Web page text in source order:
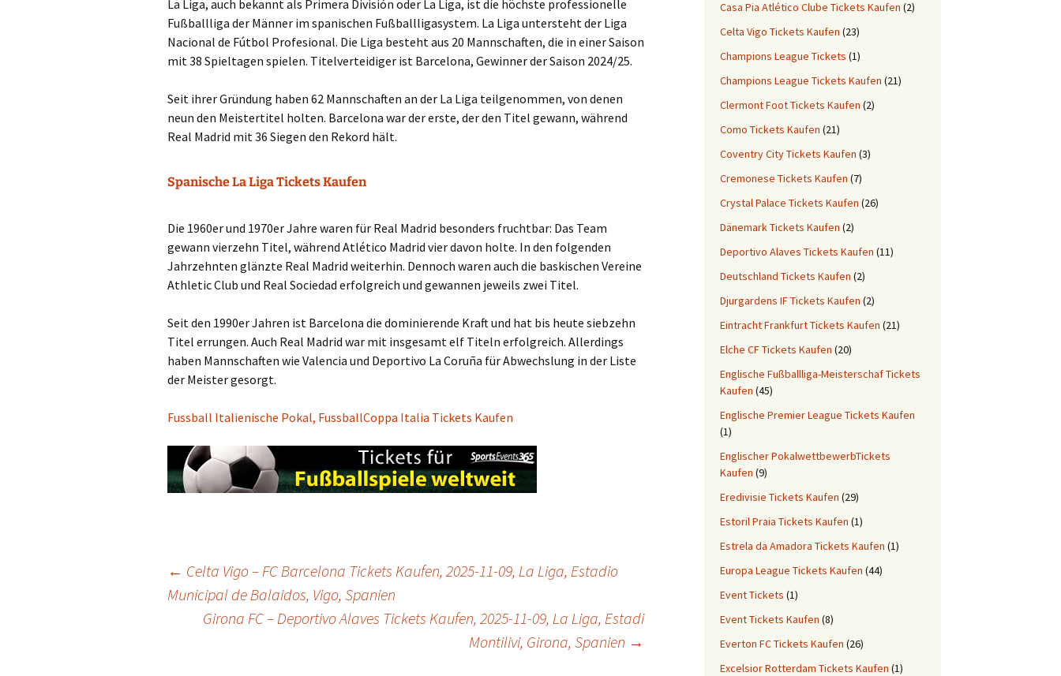
La Liga, auch bekannt als Primera División oder La Liga, ist die höchste professionelle
Fußballliga der Männer im spanischen Fußballligasystem. La Liga untersteht der Liga
Nacional de Fútbol Profesional. Die Liga besteht aus 20 Mannschaften, die in einer Saison
mit 38 Spieltagen spielen. Titelverteidiger ist Barcelona, Gewinner der Saison 2024/25.
Seit ihrer Gründung haben 62 Mannschaften an der La Liga teilgenommen, von denen
neun den Meistertitel holten. Barcelona war der erste, der den Titel gewann, während
Real Madrid mit 36 Siegen den Rekord hält.
Spanische La Liga Tickets Kaufen
Die 1960er und 1970er Jahre waren für Real Madrid besonders fruchtbar: Das Team
gewann vierzehn Titel, während Atlético Madrid vier davon holte. In den folgenden
Jahrzehnten glänzte Real Madrid weiterhin. Dennoch waren auch die baskischen Vereine
Athletic Club und Real Sociedad erfolgreich und gewannen jeweils zwei Titel.
Seit den 1990er Jahren ist Barcelona die dominierende Kraft und hat bis heute siebzehn
Titel errungen. Auch Real Madrid war mit insgesamt elf Titeln erfolgreich. Allerdings
haben Mannschaften wie Valencia und Deportivo La Coruña für Abwechslung in der Liste
der Meister gesorgt.
Fussball Italienische Pokal, FussballCoppa Italia Tickets Kaufen
← Celta Vigo – FC Barcelona Tickets Kaufen, 2025-11-09, La Liga, Estadio
Municipal de Balaidos, Vigo, Spanien
Girona FC – Deportivo Alaves Tickets Kaufen, 2025-11-09, La Liga, Estadi
Montilivi, Girona, Spanien →
Casa Pia Atlético Clube Tickets Kaufen (2)
Celta Vigo Tickets Kaufen (23)
Champions League Tickets (1)
Champions League Tickets Kaufen (21)
Clermont Foot Tickets Kaufen (2)
Como Tickets Kaufen (21)
Coventry City Tickets Kaufen (3)
Cremonese Tickets Kaufen (7)
Crystal Palace Tickets Kaufen (26)
Dänemark Tickets Kaufen (2)
Deportivo Alaves Tickets Kaufen (11)
Deutschland Tickets Kaufen (2)
Djurgardens IF Tickets Kaufen (2)
Eintracht Frankfurt Tickets Kaufen (21)
Elche CF Tickets Kaufen (20)
Englische Fußballliga-Meisterschaf Tickets
Kaufen (45)
Englische Premier League Tickets Kaufen
(1)
Englischer PokalwettbewerbTickets
Kaufen (9)
Eredivisie Tickets Kaufen (29)
Estoril Praia Tickets Kaufen (1)
Estrela da Amadora Tickets Kaufen (1)
Europa League Tickets Kaufen (44)
Event Tickets (1)
Event Tickets Kaufen (8)
Everton FC Tickets Kaufen (26)
Excelsior Rotterdam Tickets Kaufen (1)